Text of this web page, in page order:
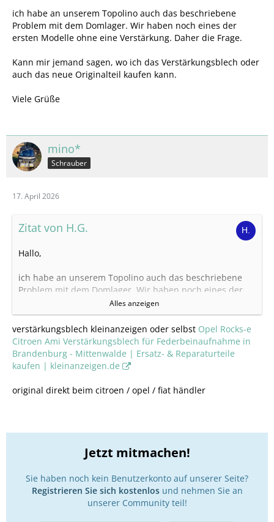
ich habe an unserem Topolino auch das beschriebene
Problem mit dem Domlager. Wir haben noch eines der
ersten Modelle ohne eine Verstärkung. Daher die Frage.
Kann mir jemand sagen, wo ich das Verstärkungsblech oder
auch das neue Originalteil kaufen kann.
Viele Grüße
mino*
Schrauber
17. April 2026
Zitat von H.G.
Hallo,
ich habe an unserem Topolino auch das beschriebene
Problem mit dem Domlager. Wir haben noch eines der
ersten Modelle ohne eine Verstärkung. Daher die Frage.
Kann mir jemand sagen, wo ich das Verstärkungsblech
oder auch das neue Originalteil kaufen kann.
Viele Grüße
Alles anzeigen
verstärkungsblech kleinanzeigen oder selbst Opel Rocks-e
Citroen Ami Verstärkungsblech für Federbeinaufnahme in
Brandenburg - Mittenwalde | Ersatz- & Reparaturteile
kaufen | kleinanzeigen.de
original direkt beim citroen / opel / fiat händler
Jetzt mitmachen!
Sie haben noch kein Benutzerkonto auf unserer Seite?
Registrieren Sie sich kostenlosund nehmen Sie an
unserer Community teil!